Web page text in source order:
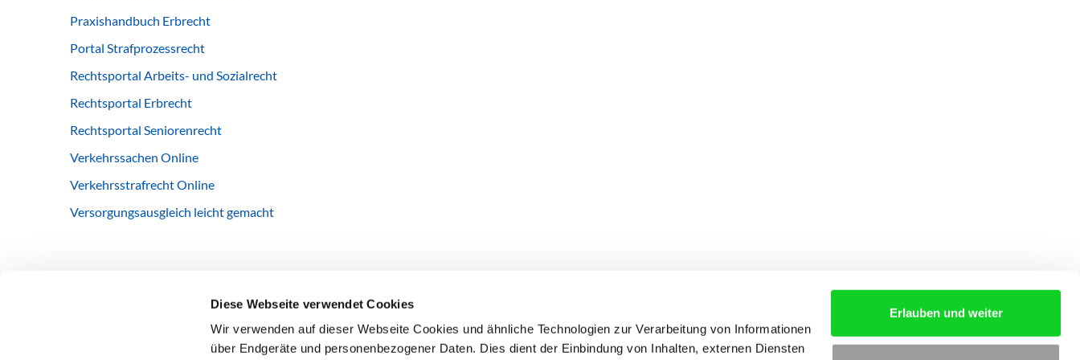
Diese Webseite verwendet Cookies
Wir verwenden auf dieser Webseite Cookies und ähnliche Technologien zur Verarbeitung von Informationen
über Endgeräte und personenbezogener Daten. Dies dient der Einbindung von Inhalten, externen Diensten
Erlauben und weiter
Praxishandbuch Erbrecht
Portal Strafprozessrecht
Rechtsportal Arbeits- und Sozialrecht
Rechtsportal Erbrecht
Rechtsportal Seniorenrecht
Verkehrssachen Online
Verkehrsstrafrecht Online
Versorgungsausgleich leicht gemacht
DEUBNER RECHT & STEUERN PRODUKTE IMPRESSUM DATENSCHUTZ COMPLIANCE COOKIES AGB